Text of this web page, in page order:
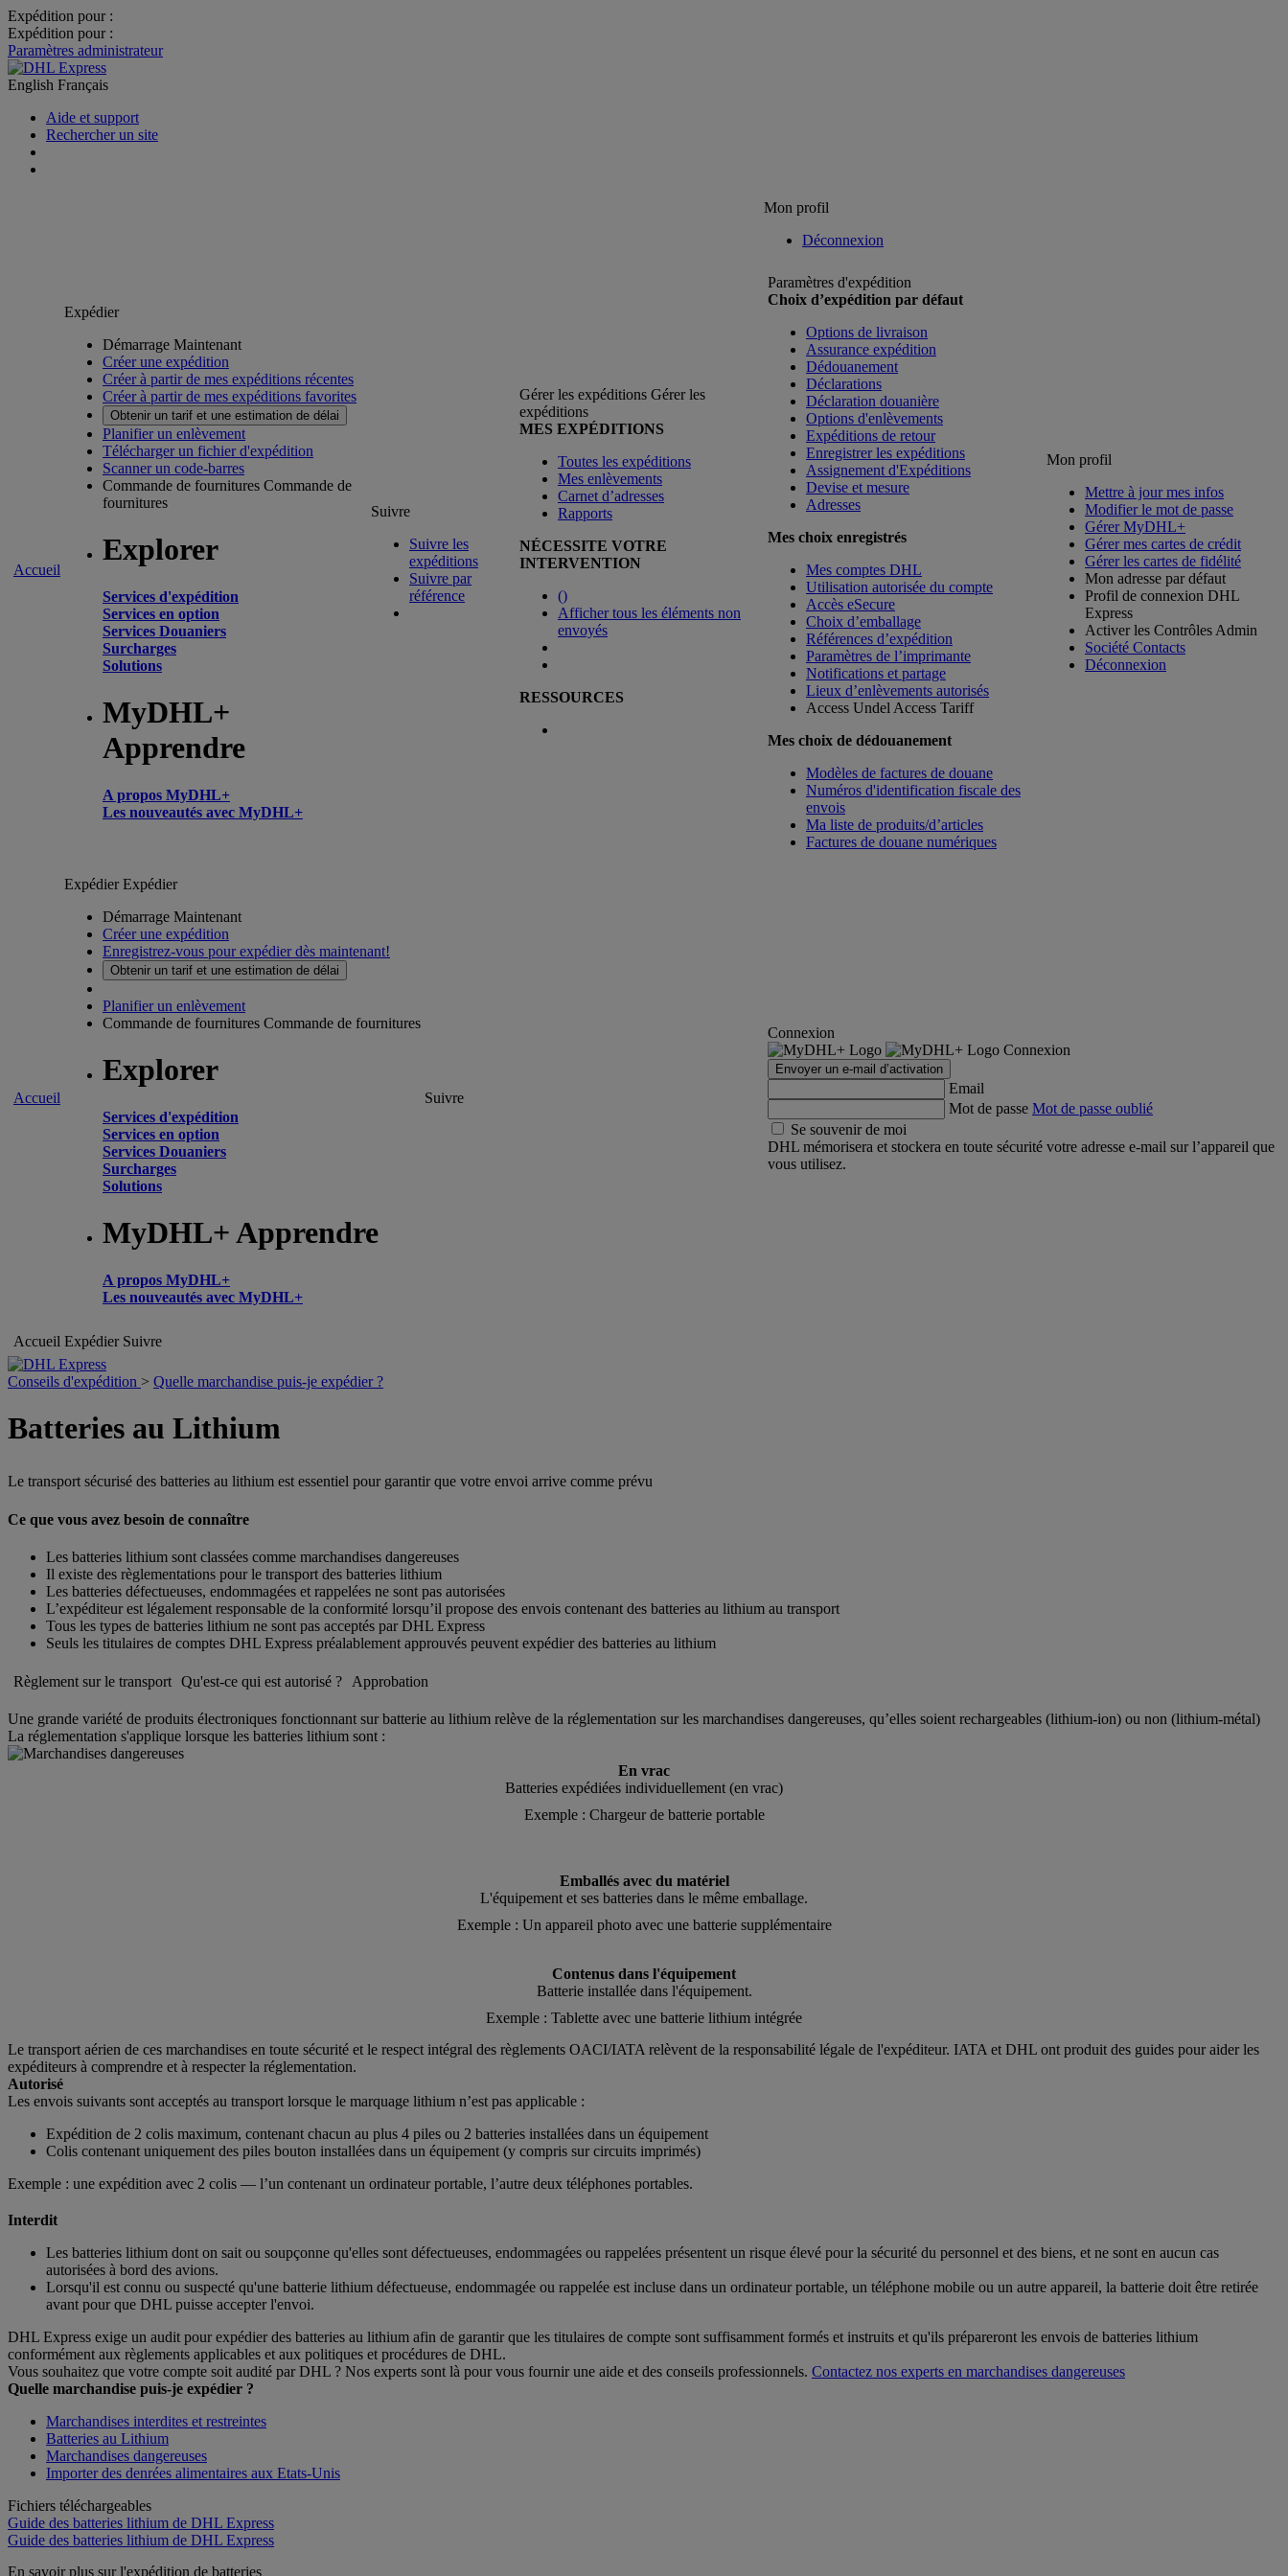
Expédition pour :
Expédition pour :
Paramètres administrateur
English Français
Aide et support
Rechercher un site
Mon profil
Déconnexion
Accueil
Expédier
Démarrage Maintenant
Créer une expédition
Créer à partir de mes expéditions récentes
Créer à partir de mes expéditions favorites
Obtenir un tarif et une estimation de délai
Planifier un enlèvement
Télécharger un fichier d'expédition
Scanner un code-barres
Commande de fournitures Commande de
fournitures
Explorer
Services d'expédition
Services en option
Services Douaniers
Surcharges
Solutions
MyDHL+
Apprendre
A propos MyDHL+
Les nouveautés avec MyDHL+
Suivre
Suivre les
expéditions
Suivre par
référence
Gérer les expéditions Gérer les
expéditions
MES EXPÉDITIONS
Toutes les expéditions
Mes enlèvements
Carnet d’adresses
Rapports
NÉCESSITE VOTRE
INTERVENTION
()
Afficher tous les éléments non
envoyés
RESSOURCES
Paramètres d'expédition
Choix d’expédition par défaut
Options de livraison
Assurance expédition
Dédouanement
Déclarations
Déclaration douanière
Options d'enlèvements
Expéditions de retour
Enregistrer les expéditions
Assignement d'Expéditions
Devise et mesure
Adresses
Mes choix enregistrés
Mes comptes DHL
Utilisation autorisée du compte
Accès eSecure
Choix d’emballage
Références d’expédition
Paramètres de l’imprimante
Notifications et partage
Lieux d’enlèvements autorisés
Access Undel Access Tariff
Mes choix de dédouanement
Modèles de factures de douane
Numéros d'identification fiscale des
envois
Ma liste de produits/d’articles
Factures de douane numériques
Mon profil
Mettre à jour mes infos
Modifier le mot de passe
Gérer MyDHL+
Gérer mes cartes de crédit
Gérer les cartes de fidélité
Mon adresse par défaut
Profil de connexion DHL
Express
Activer les Contrôles Admin
Société Contacts
Déconnexion
Accueil
ExpédierExpédier
Démarrage Maintenant
Créer une expédition
Enregistrez-vous pour expédier dès maintenant!
Obtenir un tarif et une estimation de délai
Planifier un enlèvement
Commande de fournitures Commande de fournitures
Explorer
Services d'expédition
Services en option
Services Douaniers
Surcharges
Solutions
MyDHL+ Apprendre
A propos MyDHL+
Les nouveautés avec MyDHL+
Suivre
Connexion
Connexion
Envoyer un e-mail d’activation
Email
Mot de passe Mot de passe oublié
Se souvenir de moi
DHL mémorisera et stockera en toute sécurité votre adresse e-mail sur l’appareil que
vous utilisez.
Accueil Expédier Suivre
Conseils d'expédition > Quelle marchandise puis-je expédier ?
Batteries au Lithium
Le transport sécurisé des batteries au lithium est essentiel pour garantir que votre envoi arrive comme prévu
Ce que vous avez besoin de connaître
Les batteries lithium sont classées comme marchandises dangereuses
Il existe des règlementations pour le transport des batteries lithium
Les batteries défectueuses, endommagées et rappelées ne sont pas autorisées
L’expéditeur est légalement responsable de la conformité lorsqu’il propose des envois contenant des batteries au lithium au transport
Tous les types de batteries lithium ne sont pas acceptés par DHL Express
Seuls les titulaires de comptes DHL Express préalablement approuvés peuvent expédier des batteries au lithium
Règlement sur le transport Qu'est-ce qui est autorisé ? Approbation
Une grande variété de produits électroniques fonctionnant sur batterie au lithium relève de la réglementation sur les marchandises dangereuses, qu’elles soient rechargeables (lithium-ion) ou non (lithium-métal)
La réglementation s'applique lorsque les batteries lithium sont :
En vrac
Batteries expédiées individuellement (en vrac)
Exemple : Chargeur de batterie portable
Emballés avec du matériel
L'équipement et ses batteries dans le même emballage.
Exemple : Un appareil photo avec une batterie supplémentaire
Contenus dans l'équipement
Batterie installée dans l'équipement.
Exemple : Tablette avec une batterie lithium intégrée
Le transport aérien de ces marchandises en toute sécurité et le respect intégral des règlements OACI/IATA relèvent de la responsabilité légale de l'expéditeur. IATA et DHL ont produit des guides pour aider les
expéditeurs à comprendre et à respecter la réglementation.
Autorisé
Les envois suivants sont acceptés au transport lorsque le marquage lithium n’est pas applicable :
Expédition de 2 colis maximum, contenant chacun au plus 4 piles ou 2 batteries installées dans un équipement
Colis contenant uniquement des piles bouton installées dans un équipement (y compris sur circuits imprimés)
Exemple : une expédition avec 2 colis — l’un contenant un ordinateur portable, l’autre deux téléphones portables.
Interdit
Les batteries lithium dont on sait ou soupçonne qu'elles sont défectueuses, endommagées ou rappelées présentent un risque élevé pour la sécurité du personnel et des biens, et ne sont en aucun cas
autorisées à bord des avions.
Lorsqu'il est connu ou suspecté qu'une batterie lithium défectueuse, endommagée ou rappelée est incluse dans un ordinateur portable, un téléphone mobile ou un autre appareil, la batterie doit être retirée
avant pour que DHL puisse accepter l'envoi.
DHL Express exige un audit pour expédier des batteries au lithium afin de garantir que les titulaires de compte sont suffisamment formés et instruits et qu'ils prépareront les envois de batteries lithium
conformément aux règlements applicables et aux politiques et procédures de DHL.
Vous souhaitez que votre compte soit audité par DHL ? Nos experts sont là pour vous fournir une aide et des conseils professionnels. Contactez nos experts en marchandises dangereuses
Quelle marchandise puis-je expédier ?
Marchandises interdites et restreintes
Batteries au Lithium
Marchandises dangereuses
Importer des denrées alimentaires aux Etats-Unis
Fichiers téléchargeables
Guide des batteries lithium de DHL Express
Guide des batteries lithium de DHL Express
En savoir plus sur l'expédition de batteries